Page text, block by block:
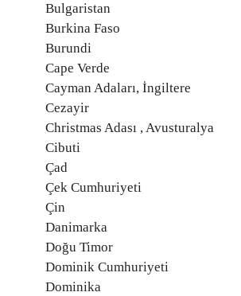
Bulgaristan
Burkina Faso
Burundi
Cape Verde
Cayman Adaları, İngiltere
Cezayir
Christmas Adası , Avusturalya
Cibuti
Çad
Çek Cumhuriyeti
Çin
Danimarka
Doğu Timor
Dominik Cumhuriyeti
Dominika